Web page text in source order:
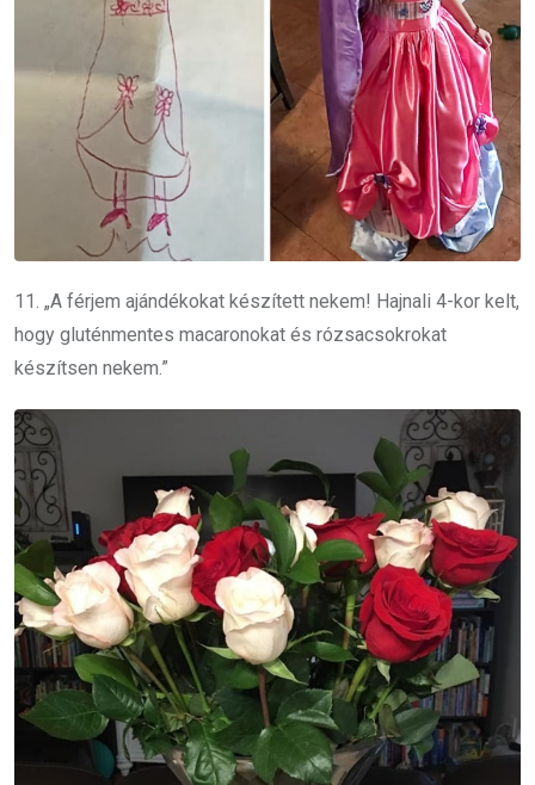
11. „A férjem ajándékokat készített nekem! Hajnali 4-kor kelt,
hogy gluténmentes macaronokat és rózsacsokrokat
készítsen nekem.”